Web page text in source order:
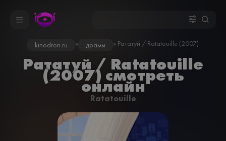
kinodron.ru » драмы » Рататуй / Ratatouille (2007)
Рататуй / Ratatouille
(2007) смотреть
онлайн
Ratatouille